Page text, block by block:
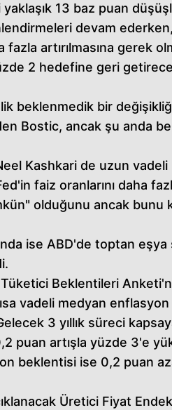
yaklaşık 13 baz puan
devam
fazla artırılmasına gerek
2 hedefine geri
beklenmedik bir değişikliğin
Bostic, ancak şu anda
Kashkari de uzun
faiz oranlarını daha
olduğunu ancak bunu
ise ABD'de toptan
Tüketici Beklentileri
vadeli medyan
3 yıllık süreci
puan artışla yüzde 3'e
beklentisi ise 0,2 puan
Üretici Fiyat